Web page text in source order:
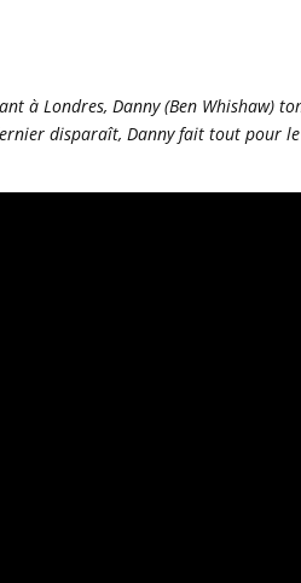
à Londres, Danny (Ben Whishaw)
disparaît, Danny fait tout pour